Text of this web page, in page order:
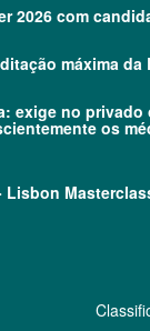
2026 com
máxima da
exige no privado
os
Lisbon